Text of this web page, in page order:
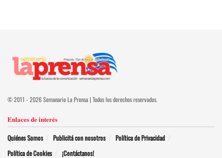
© 2011 - 2026 Semanario La Prensa | Todos los derechos reservados.
Enlaces de interés
Quiénes Somos Publicitá con nosotros
Política de Privacidad
Política de Cookies
¡Contáctanos!